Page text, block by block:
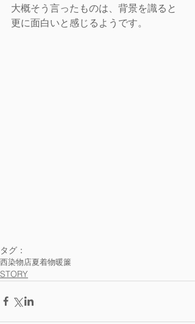
大概そう言ったものは、背景を識ると
更に面白いと感じるようです。
タグ：
西染物店夏着物暖簾
STORY